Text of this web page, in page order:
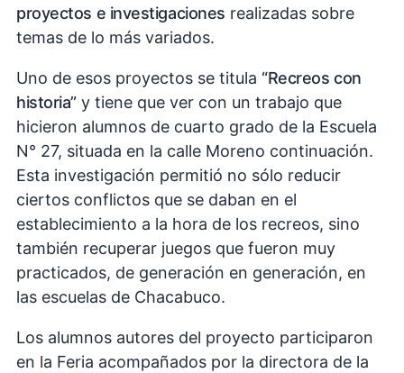
proyectos e investigaciones realizadas sobre
temas de lo más variados.
Uno de esos proyectos se titula “Recreos con
historia”y tiene que ver con un trabajo que
hicieron alumnos de cuarto grado de la Escuela
N° 27, situada en la calle Moreno continuación.
Esta investigación permitió no sólo reducir
ciertos conflictos que se daban en el
establecimiento a la hora de los recreos, sino
también recuperar juegos que fueron muy
practicados, de generación en generación, en
las escuelas de Chacabuco.
Los alumnos autores del proyecto participaron
en la Feria acompañados por la directora de la